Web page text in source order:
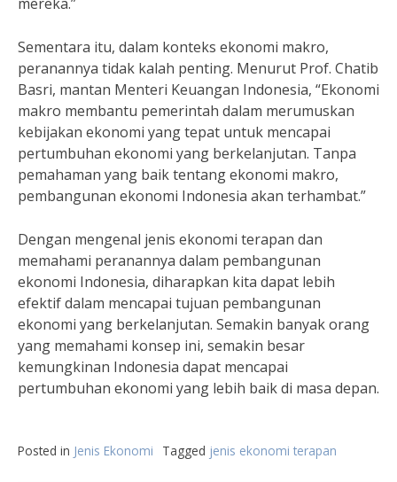
Sementara itu, dalam konteks ekonomi makro,
peranannya tidak kalah penting. Menurut Prof. Chatib
Basri, mantan Menteri Keuangan Indonesia, “Ekonomi
makro membantu pemerintah dalam merumuskan
kebijakan ekonomi yang tepat untuk mencapai
pertumbuhan ekonomi yang berkelanjutan. Tanpa
pemahaman yang baik tentang ekonomi makro,
pembangunan ekonomi Indonesia akan terhambat.”
Dengan mengenal jenis ekonomi terapan dan
memahami peranannya dalam pembangunan
ekonomi Indonesia, diharapkan kita dapat lebih
efektif dalam mencapai tujuan pembangunan
ekonomi yang berkelanjutan. Semakin banyak orang
yang memahami konsep ini, semakin besar
kemungkinan Indonesia dapat mencapai
pertumbuhan ekonomi yang lebih baik di masa depan.
Posted in Jenis Ekonomi Tagged jenis ekonomi terapan